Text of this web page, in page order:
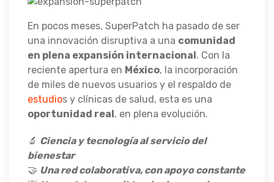
En pocos meses, SuperPatch ha pasado de ser
una innovación disruptiva a una comunidad
en plena expansión internacional. Con la
reciente apertura en México, la incorporación
de miles de nuevos usuarios y el respaldo de
estudios y clínicas de salud, esta es una
oportunidad real, en plena evolución.
🔬 Ciencia y tecnología al servicio del
bienestar
🤝 Una red colaborativa, con apoyo constante